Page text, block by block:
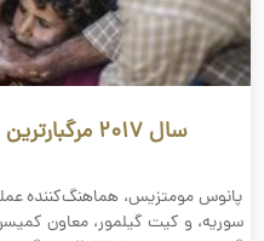
سال ۲۰۱۷ مرگبارترین سال برای کودکان سوری
پانوس مومتزیس، هماهنگ‌کننده
سوریه، و کیت گیلمور، معاون